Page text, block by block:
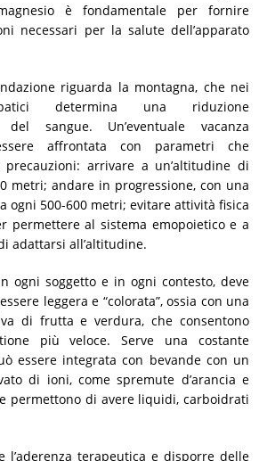
è fondamentale per fornire
necessari per la salute dell’apparato
riguarda la montagna, che nei
determina una riduzione
del sangue. Un’eventuale vacanza
affrontata con parametri che
precauzioni: arrivare a un’altitudine di
metri; andare in progressione, con una
ogni 500-600 metri; evitare attività fisica
permettere al sistema emopoietico e a
adattarsi all’altitudine.
ogni soggetto e in ogni contesto, deve
leggera e “colorata”, ossia con una
di frutta e verdura, che consentono
più veloce. Serve una costante
essere integrata con bevande con un
di ioni, come spremute d’arancia e
permettono di avere liquidi, carboidrati
l’aderenza terapeutica e disporre delle